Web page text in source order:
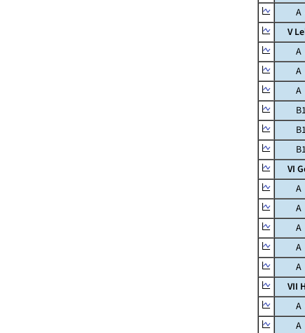
A
V
A
A
A
B1
B1
B1
VI
A
A
A
A
A
VII
A
A